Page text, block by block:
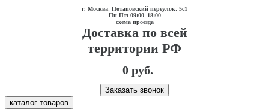
г. Москва, Потаповский переулок, 5с1
Пн-Пт: 09:00–18:00
схема проезда
Доставка по всей
территории РФ
0 руб.
Заказать звонок
каталог товаров